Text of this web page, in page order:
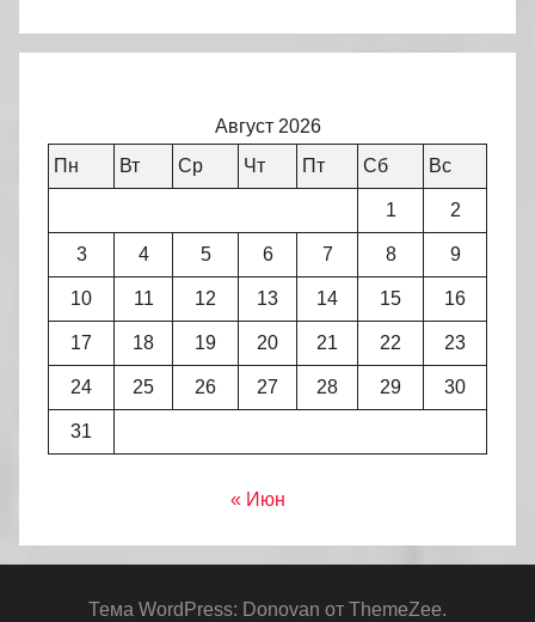
Август 2026
Пн
Вт Ср Чт Пт Сб Вс
1 2
3 4 5 6 7 8 9
10 11 12 13 14 15 16
17 18 19 20 21 22 23
24 25 26 27 28 29 30
31
« Июн
Тема WordPress: Donovan от ThemeZee.